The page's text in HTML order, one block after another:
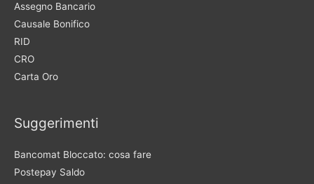
Assegno Bancario
Causale Bonifico
RID
CRO
Carta Oro
Suggerimenti
Bancomat Bloccato: cosa fare
Postepay Saldo